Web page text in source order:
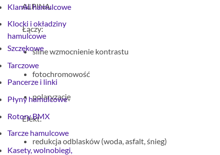
Klamki hamulcowe
Klocki i okładziny
hamulcowe
Szczękowe
Tarczowe
Pancerze i linki
Płyny hamulcowe
Rotory BMX
Tarcze hamulcowe
Kasety, wolnobiegi,
ALPINA.
Łączy:
silne wzmocnienie kontrastu
fotochromowość
polaryzację
Efekt:
redukcja odblasków (woda, asfalt, śnieg)